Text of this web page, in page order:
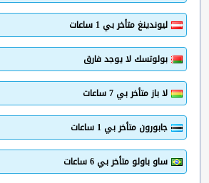
ليوندينغ متأخر بي 1 ساعات
بولوتسك لا يوجد فارق
لا باز متأخر بي 7 ساعات
جابورون متأخر بي 1 ساعات
ساو باولو متأخر بي 6 ساعات